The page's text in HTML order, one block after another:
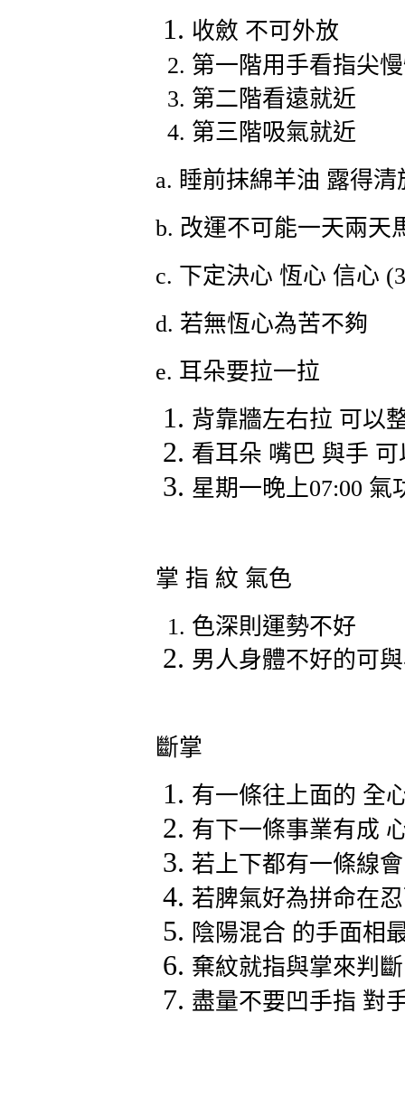
收斂 不可外放
第一階用手看指尖
第二階看遠就近
第三階吸氣就近
a. 睡前抹綿羊油 露得清
b. 改運不可能一天兩天
c. 下定決心 恆心 信心
d. 若無恆心為苦不夠
e. 耳朵要拉一拉
背靠牆左右拉 可以
看耳朵 嘴巴 與手 可
星期一晚上07:00 氣
掌 指 紋 氣色
色深則運勢不好
男人身體不好的可
斷掌
有一條往上面的 全
有下一條事業有成
若上下都有一條線會
若脾氣好為拼命在
陰陽混合 的手面相
棄紋就指與掌來判斷
盡量不要凹手指 對